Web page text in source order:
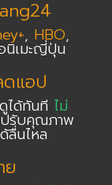
, HBO,
นิเมะญี่ปุ่น
ดแอป
ได้ทันที ไม่
รับคุณภาพ
ลื่นไหล
ย